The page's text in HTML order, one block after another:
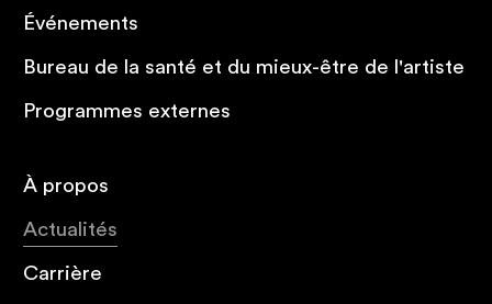
Événements
Bureau de la santé et du mieux-être de l'artiste
Programmes externes
À propos
Actualités
Carrière